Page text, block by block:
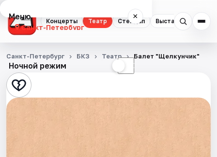
Концерты Театр Стендап Выставки
Меню ×
Санкт-Петербург
Концерты
Театр
Стендап
Ночной режим ☾
Санкт-Петербург БКЗ Театр Балет "Щелкунчик"